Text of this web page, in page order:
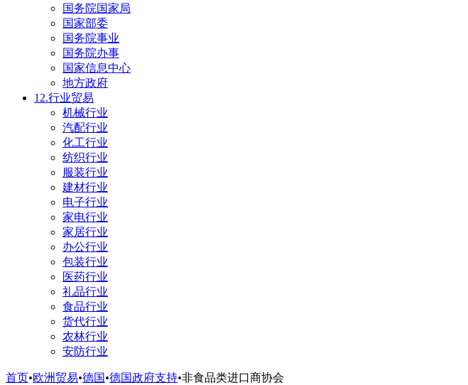
国务院国家局
国家部委
国务院事业
国务院办事
国家信息中心
地方政府
12.行业贸易
机械行业
汽配行业
化工行业
纺织行业
服装行业
建材行业
电子行业
家电行业
家居行业
办公行业
包装行业
医药行业
礼品行业
食品行业
货代行业
农林行业
安防行业
首页•欧洲贸易•德国•德国政府支持•非食品类进口商协会